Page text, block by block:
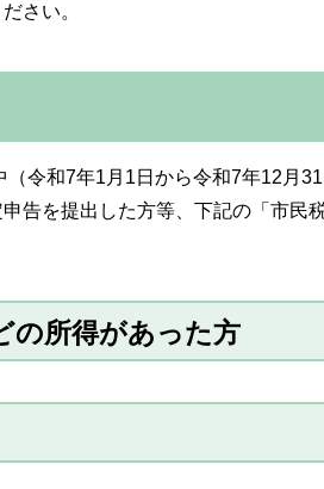
さい。
令和7年1月1日から令和7年12月
告を提出した方等、下記の「市民
の所得があった方